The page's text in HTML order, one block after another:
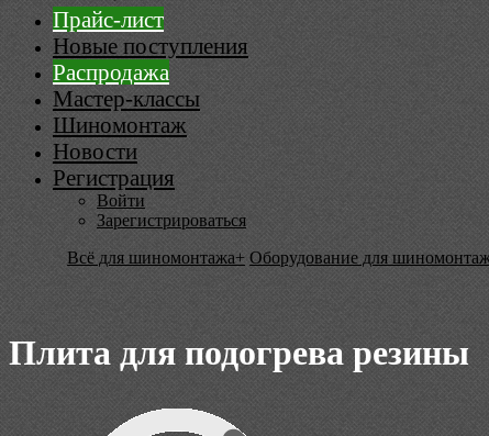
Прайс-лист
Новые поступления
Распродажа
Мастер-классы
Шиномонтаж
Новости
Регистрация
Войти
Зарегистрироваться
Всё для шиномонтажа+ Оборудование для
Плита для подогрева резины